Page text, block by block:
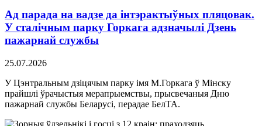
Ад парада на вадзе да інтэрактыўных пляцовак.
У сталічным парку Горкага адзначылі Дзень
пажарнай службы
25.07.2026
У Цэнтральным дзіцячым парку імя М.Горкага ў Мінску
прайшлі ўрачыстыя мерапрыемствы, прысвечаныя Дню
пажарнай службы Беларусі, перадае БелТА.